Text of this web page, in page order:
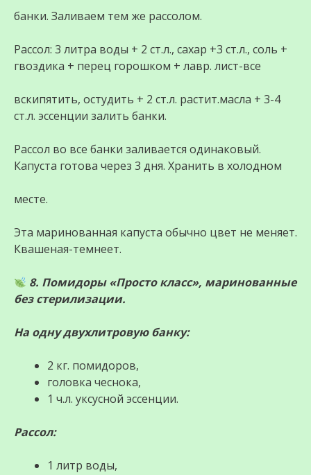
банки. Заливаем тем же рассолом.
Рассол: 3 литра воды + 2 ст.л., сахар +3 ст.л., соль +
гвоздика + перец горошком + лавр. лист-все
вскипятить, остудить + 2 ст.л. растит.масла + 3-4
ст.л. эссенции залить банки.
Рассол во все банки заливается одинаковый.
Капуста готова через 3 дня. Хранить в холодном
месте.
Эта маринованная капуста обычно цвет не меняет.
Квашеная-темнеет.
8. Помидоры «Просто класс», маринованные
без стерилизации.
На одну двухлитровую банку:
2 кг. помидоров,
головка чеснока,
1 ч.л. уксусной эссенции.
Рассол:
1 литр воды,